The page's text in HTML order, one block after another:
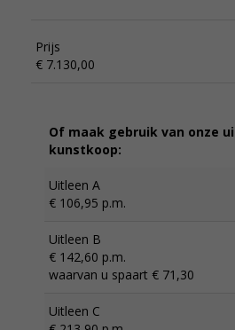
Prijs
€ 7.130,00
Of maak gebruik van onze
kunstkoop:
Uitleen A
€ 106,95 p.m.
Uitleen B
€ 142,60 p.m.
waarvan u spaart € 71,30
Uitleen C